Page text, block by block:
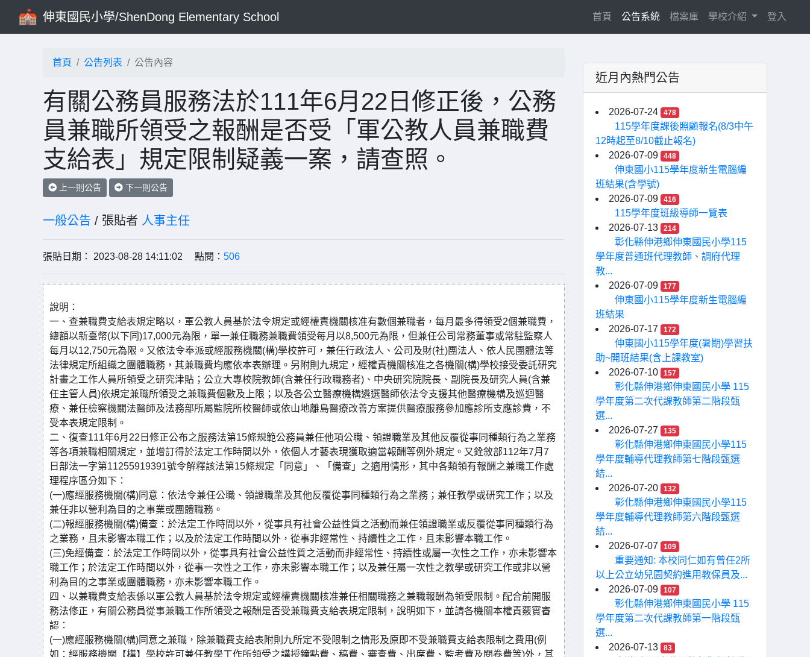
伸東國民小學/ShenDong Elementary School 首頁 (current)
公告系統 檔案庫 學校介紹 登入
首頁 公告列表 公告內容
有關公務員服務法於111年6月22日修正後，公務
員兼職所領受之報酬是否受「軍公教人員兼職費
支給表」規定限制疑義一案，請查照。
上一則公告 下一則公告
一般公告 / 張貼者 人事主任
張貼日期： 2023-08-28 14:11:02 點閱： 506
說明：
一、查兼職費支給表規定略以，軍公教人員基於法令規定或經權責機關核准有數個兼職者，每月最多得領受2個兼職費，
總額以新臺幣(以下同)17,000元為限，單一兼任職務兼職費領受每月以8,500元為限，但兼任公司常務董事或常駐監察人
每月以12,750元為限。又依法令奉派或經服務機關(構)學校許可，兼任行政法人、公司及財(社)團法人、依人民團體法等
法律規定所組織之團體職務，其兼職費均應依本表辦理。另附則九規定，經權責機關核准之各機關(構)學校接受委託研究
計畫之工作人員所領受之研究津貼；公立大專校院教師(含兼任行政職務者)、中央研究院院長、副院長及研究人員(含兼
任主管人員)依規定兼職所領受之兼職費個數及上限；以及各公立醫療機構遴選醫師依法令支援其他醫療機構及巡迴醫
療、兼任檢察機關法醫師及法務部所屬監院所校醫師或依山地離島醫療改善方案提供醫療服務參加應診所支應診費，不
受本表規定限制。
二、復查111年6月22日修正公布之服務法第15條規範公務員兼任他項公職、領證職業及其他反覆從事同種類行為之業務
等各項兼職相關規定，並增訂得於法定工作時間以外，依個人才藝表現獲取適當報酬等例外規定。又銓敘部112年7月7
日部法一字第11255919391號令解釋該法第15條規定「同意」、「備查」之適用情形，其中各類領有報酬之兼職工作處
理程序區分如下：
(一)應經服務機關(構)同意：依法令兼任公職、領證職業及其他反覆從事同種類行為之業務；兼任教學或研究工作；以及
兼任非以營利為目的之事業或團體職務。
(二)報經服務機關(構)備查：於法定工作時間以外，從事具有社會公益性質之活動而兼任領證職業或反覆從事同種類行為
之業務，且未影響本職工作；以及於法定工作時間以外，從事非經常性、持續性之工作，且未影響本職工作。
(三)免經備查：於法定工作時間以外，從事具有社會公益性質之活動而非經常性、持續性或屬一次性之工作，亦未影響本
職工作；於法定工作時間以外，從事一次性之工作，亦未影響本職工作；以及兼任屬一次性之教學或研究工作或非以營
利為目的之事業或團體職務，亦未影響本職工作。
四、以兼職費支給表係以軍公教人員基於法令規定或經權責機關核准兼任相關職務之兼職報酬為領受限制。配合前開服
務法修正，有關公務員從事兼職工作所領受之報酬是否受兼職費支給表規定限制，說明如下，並請各機關本權責覈實審
認：
(一)應經服務機關(構)同意之兼職，除兼職費支給表附則九所定不受限制之情形及原即不受兼職費支給表限制之費用(例
如：經服務機關【構】學校許可兼任教學工作所領受之講授鐘點費、稿費、審查費、出席費、監考費及閱卷費等)外，其
近月內熱門公告
2026-07-24 478
115學年度課後照顧報名(8/3中午
12時起至8/10截止報名)
2026-07-09
448
伸東國小115學年度新生電腦編
班結果(含學號)
2026-07-09
416
115學年度班級導師一覽表
2026-07-13
214
彰化縣伸港鄉伸東國民小學115
學年度普通班代理教師、調府代理
教...
2026-07-09
177
伸東國小115學年度新生電腦編
班結果
2026-07-17
172
伸東國小115學年度(暑期)學習扶
助~開班結果(含上課教室)
2026-07-10
157
彰化縣伸港鄉伸東國民小學 115
學年度第二次代課教師第二階段甄
選...
2026-07-27
135
彰化縣伸港鄉伸東國民小學115
學年度輔導代理教師第七階段甄選
結...
2026-07-20
132
彰化縣伸港鄉伸東國民小學115
學年度輔導代理教師第六階段甄選
結...
2026-07-07
109
重要通知: 本校同仁如有曾任2所
以上公立幼兒園契約進用教保員及...
2026-07-09
107
彰化縣伸港鄉伸東國民小學 115
學年度第二次代課教師第一階段甄
選...
2026-07-13
83